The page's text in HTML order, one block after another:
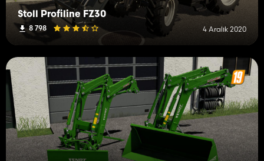
Stoll Profiline FZ30
8 798 4 Aralık 2020